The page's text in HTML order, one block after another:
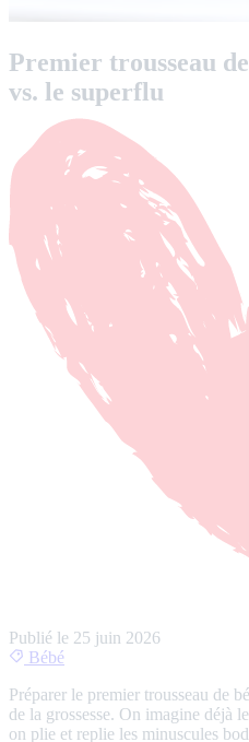
Premier trousseau
vs. le superflu
Publié le 25 juin 2026
Bébé
Préparer le premier trousseau de
de la grossesse. On imagine déjà
on plie et replie les minuscules